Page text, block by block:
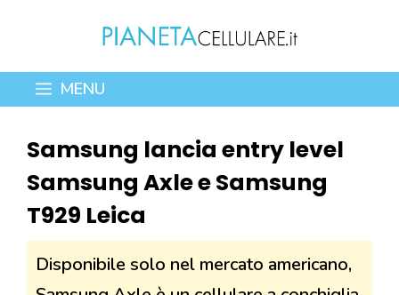
contenuto
MENU
Samsung lancia entry level
Samsung Axle e Samsung
T929 Leica
Disponibile solo nel mercato americano,